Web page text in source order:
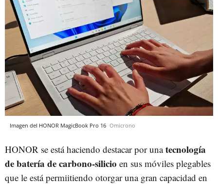
Imagen del HONOR MagicBook Pro 16 Omicrono
HONOR se está haciendo destacar por unatecnología
de batería de carbono-silicio en sus móviles plegables
que le está permiitiendo otorgar una gran capacidad en